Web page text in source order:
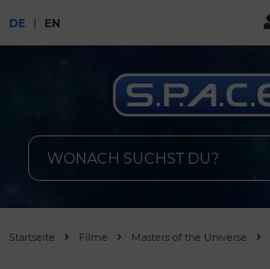
DE EN
Startseite Filme Masters of the Universe